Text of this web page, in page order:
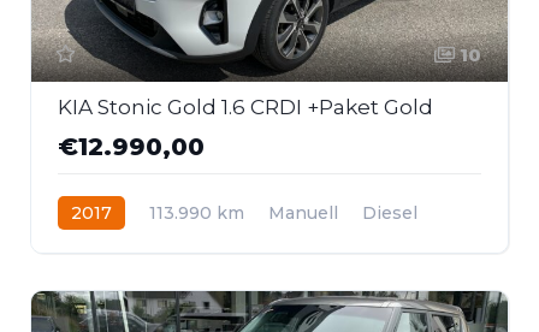
10
KIA Stonic Gold 1.6 CRDI +Paket Gold
€12.990,00
2017 113.990 km Manuell
Diesel